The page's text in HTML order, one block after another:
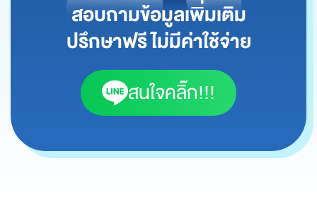
สอบถามข้อมูลเพิ่มเติม
ปรึกษาฟรี ไม่มีค่าใช้จ่าย
สนใจคลิ๊ก!!!